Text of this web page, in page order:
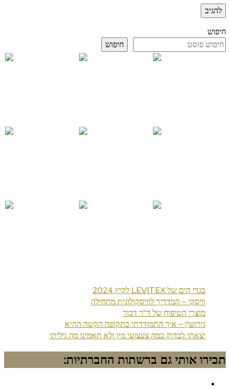
חיפוש
חיפוש
בגדי הים של LEVITEX לקיץ 2024
וויסקי – המדריך לוויסקולוגית מתחילה
מוצרי הטיפוח של ד"ר דבור
גירושין – איך התמודדתי בתקופה הקשה ההיא
יצאתי לבדוק כמה צעצועי מין ולא תאמינו מה גיליתי
תכירו אותי גם ברשתות החברתיות: